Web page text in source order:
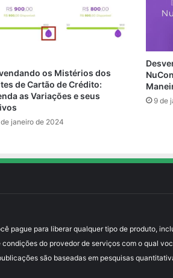
os Mistérios dos
de Cartão de Crédito:
as Variações e seus
janeiro de 2024
9 de
pague para liberar qualquer tipo de produto,
do provedor de serviços com o qual
são baseadas em pesquisas